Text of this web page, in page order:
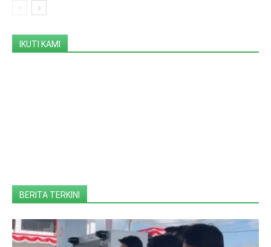
IKUTI KAMI
BERITA TERKINI